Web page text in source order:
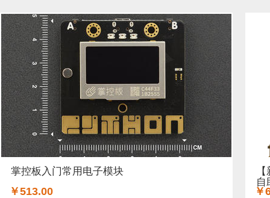
掌控板入门常用电子模块
￥513.00
自
￥